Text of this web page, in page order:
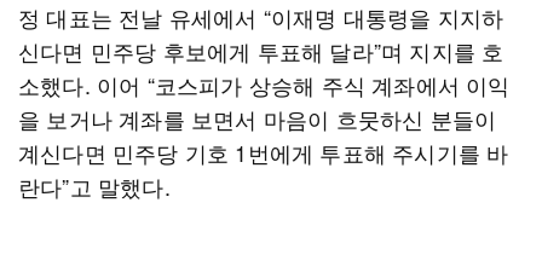
정 대표는 전날 유세에서 “이재명 대통령을 지지하
신다면 민주당 후보에게 투표해 달라”며 지지를 호
소했다. 이어 “코스피가 상승해 주식 계좌에서 이익
을 보거나 계좌를 보면서 마음이 흐뭇하신 분들이
계신다면 민주당 기호 1번에게 투표해 주시기를 바
란다”고 말했다.